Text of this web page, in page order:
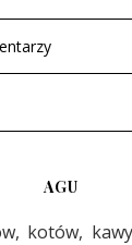
AGU
kotów,